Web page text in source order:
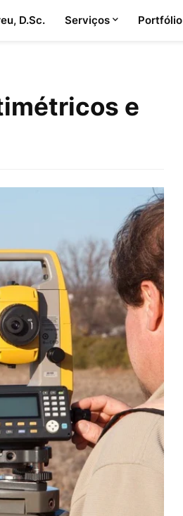
D.Sc. Serviços Portfólio
e